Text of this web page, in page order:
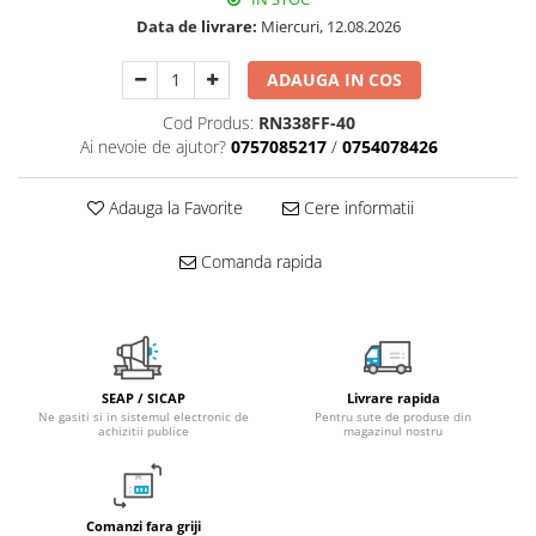
Pachet Centrale Termice
Instant pe gaz natural si GPL
Accesorii centrale pe GAZ si GPL
Cazane, Centrale si Termoseminee
cu functionare pe peleti
Centrale termice electrice
Convectoare pe gaz si convectoare
Butelie egalizare
Radiatoare/Calorifere
Radiatoare/Calorifere din otel
Radiatoare/Calorifere Copa
Data de livrare: Miercuri, 12.08.2026
ADAUGA IN COS
Cod Produs: RN338FF-40
Ai nevoie de ajutor? 0757085217 / 0754078426
Adauga la Favorite Cere informatii
Comanda rapida
SEAP / SICAP
Ne gasiti si in sistemul electronic de
achizitii publice
Livrare rapida
Pentru sute de produse din
magazinul nostru
Comanzi fara griji